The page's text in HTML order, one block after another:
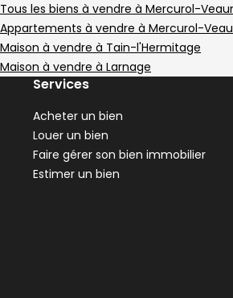
419 000 €
Crozes-Hermitage - 26600
Maison • 8 pièces • 129 m²
DPE :
B 5 chambres
,
Terrain 2132 m²
,
1 piscine
Tous les biens à vendre à Mercurol-
Appartements à vendre à Mercurol-
Maison à vendre à Tain-l'Hermitage
Maison à vendre à Larnage
Services
Acheter un bien
Louer un bien
Faire gérer son bien immobilier
Estimer un bien